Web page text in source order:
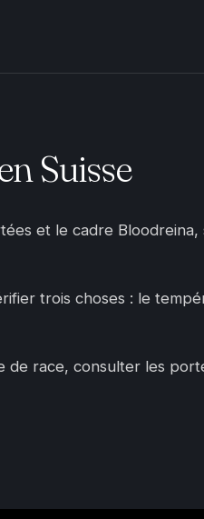
Suisse
et le cadre
trois choses : le
race, consulter les